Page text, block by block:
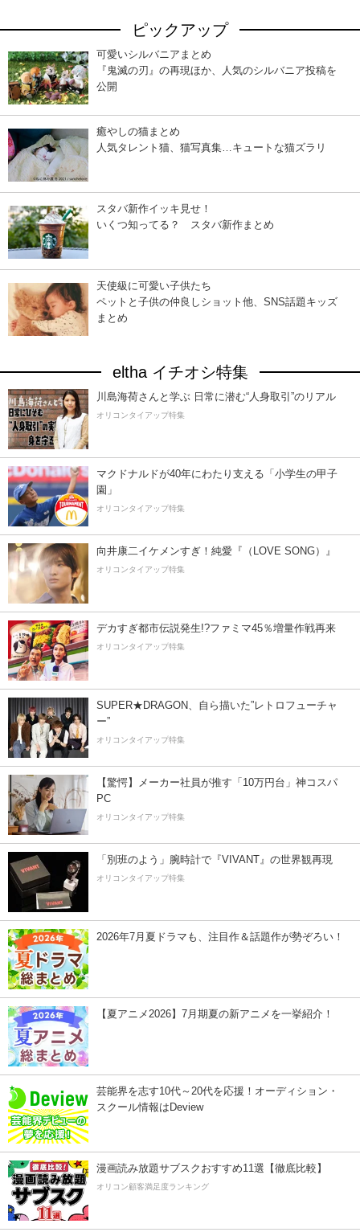
ピックアップ
可愛いシルバニアまとめ
『鬼滅の刃』の再現ほか、人気のシルバニア投稿を
公開
癒やしの猫まとめ
人気タレント猫、猫写真集…キュートな猫ズラリ
スタバ新作イッキ見せ！
いくつ知ってる？ スタバ新作まとめ
天使級に可愛い子供たち
ペットと子供の仲良しショット他、SNS話題キッズ
まとめ
eltha イチオシ特集
川島海荷さんと学ぶ 日常に潜む“人身取引”のリアル
オリコンタイアップ特集
マクドナルドが40年にわたり支える「小学生の甲子
園」
オリコンタイアップ特集
向井康二イケメンすぎ！純愛『（LOVE SONG）』
オリコンタイアップ特集
デカすぎ都市伝説発生!?ファミマ45％増量作戦再来
オリコンタイアップ特集
SUPER★DRAGON、自ら描いた”レトロフューチャ
ー”
オリコンタイアップ特集
【驚愕】メーカー社員が推す「10万円台」神コスパ
PC
オリコンタイアップ特集
「別班のよう」腕時計で『VIVANT』の世界観再現
オリコンタイアップ特集
2026年7月夏ドラマも、注目作＆話題作が勢ぞろい！
【夏アニメ2026】7月期夏の新アニメを一挙紹介！
芸能界を志す10代～20代を応援！オーディション・
スクール情報はDeview
漫画読み放題サブスクおすすめ11選【徹底比較】
オリコン顧客満足度ランキング